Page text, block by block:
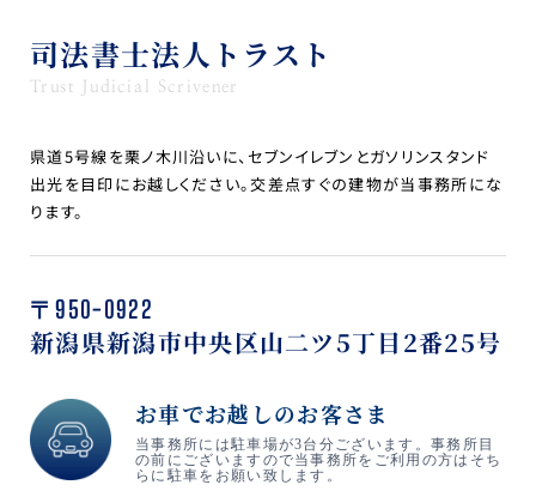
司法書士法人トラスト
Trust Judicial Scrivener
県道5号線を栗ノ木川沿いに、セブンイレブンとガソリンスタンド
出光を目印にお越しください。交差点すぐの建物が当事務所にな
ります。
〒950-0922
新潟県新潟市中央区山二ツ5丁目2番25号
お車でお越しのお客さま
当事務所には駐車場が3台分ございます。事務所目
の前にございますので当事務所をご利用の方はそち
らに駐車をお願い致します。